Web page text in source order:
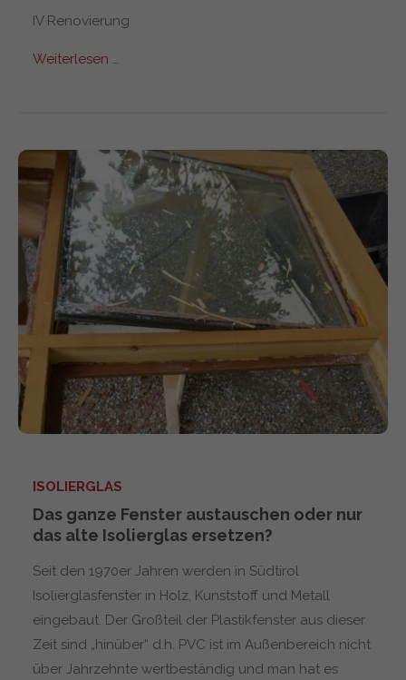
IV Renovierung
Weiterlesen …
ISOLIERGLAS
Das ganze Fenster austauschen oder nur
das alte Isolierglas ersetzen?
Seit den 1970er Jahren werden in Südtirol
Isolierglasfenster in Holz, Kunststoff und Metall
eingebaut. Der Großteil der Plastikfenster aus dieser
Zeit sind „hinüber“ d.h. PVC ist im Außenbereich nicht
über Jahrzehnte wertbeständig und man hat es